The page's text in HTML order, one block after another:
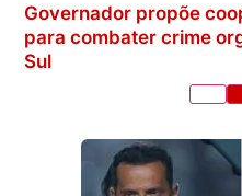
Governador propõe
para combater crime
Sul